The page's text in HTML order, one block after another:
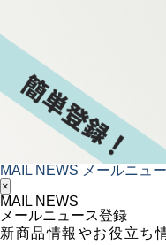
MAIL NEWS メールニュ
×
MAIL NEWS
メールニュース登録
新商品情報やお役立ち